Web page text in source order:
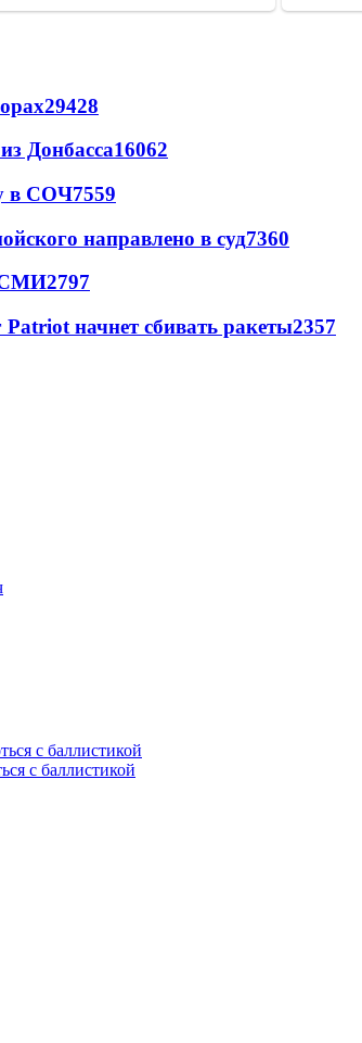
29428
Донбасса16062
в СОЧ7559
направлено в суд7360
СМИ2797
начнет сбивать ракеты2357
с баллистикой